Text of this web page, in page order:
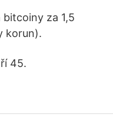
za 1,5
korun).
45.